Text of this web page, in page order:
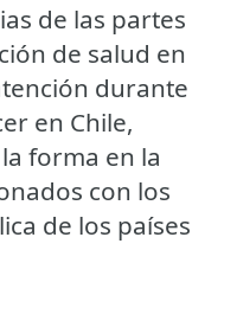
de las partes
de salud en
durante
en Chile,
forma en la
con los
de los países